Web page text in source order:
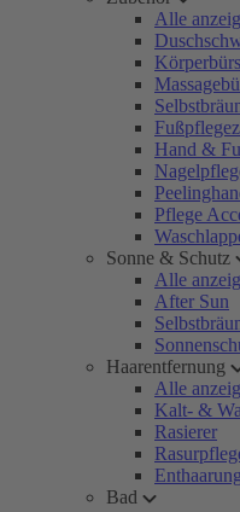
Alle
Hand &
Pflege
Sonne & Schutz
Alle
After Sun
Haarentfernung
Alle
Kalt- &
Rasierer
Bad